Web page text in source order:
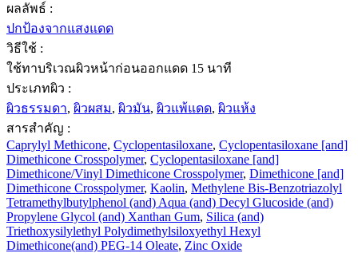
ผลลัพธ์ :
ปกป้องจากแสงแดด
วิธีใช้ :
ใช้ทาบริเวณผิวหน้าก่อนออกแดด 15 นาที
ประเภทผิว :
ผิวธรรมดา, ผิวผสม, ผิวมัน, ผิวแพ้แดด, ผิวแห้ง
สารสำคัญ :
Caprylyl Methicone, Cyclopentasiloxane, Cyclopentasiloxane [and]
Dimethicone Crosspolymer, Cyclopentasiloxane [and]
Dimethicone/Vinyl Dimethicone Crosspolymer, Dimethicone [and]
Dimethicone Crosspolymer, Kaolin, Methylene Bis-Benzotriazolyl
Tetramethylbutylphenol (and) Aqua (and) Decyl Glucoside (and)
Propylene Glycol (and) Xanthan Gum, Silica (and)
Triethoxysilylethyl Polydimethylsiloxyethyl Hexyl
Dimethicone(and) PEG-14 Oleate, Zinc Oxide